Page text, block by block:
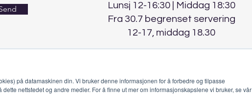
på datamaskinen din. Vi bruker denne informasjonen for å forbedre og tilpasse
nettstedet og andre medier. For å finne ut mer om informasjonskapslene vi bruker, se vår
Lunsj 12-16:30 | Middag 18:30
Fra 30.7 begrenset servering
12-17, middag 18.30